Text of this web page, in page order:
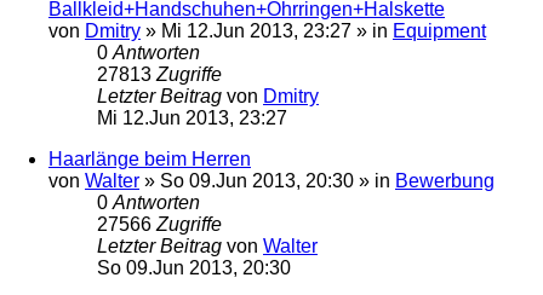
Ballkleid+Handschuhen+Ohrringen+Halskette
von Dmitry » Mi 12.Jun 2013, 23:27 » in Equipment
0 Antworten
27813 Zugriffe
Letzter Beitrag von Dmitry
Mi 12.Jun 2013, 23:27
Haarlänge beim Herren
von Walter » So 09.Jun 2013, 20:30 » in Bewerbung
0 Antworten
27566 Zugriffe
Letzter Beitrag von Walter
So 09.Jun 2013, 20:30